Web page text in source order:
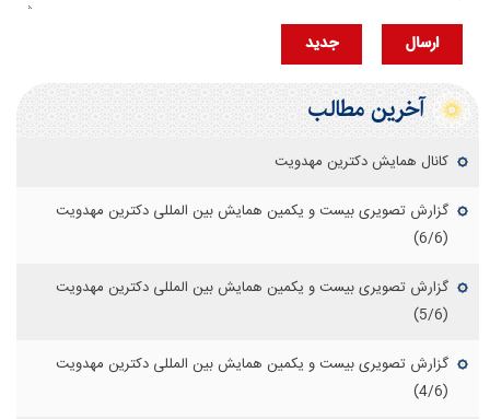
ارسال جديد
آخرین مطالب
کانال همایش دکترین مهدویت
گزارش تصویری بیست و یکمین همایش بین المللی دکترین مهدویت
(6/6)
گزارش تصویری بیست و یکمین همایش بین المللی دکترین مهدویت
(5/6)
گزارش تصویری بیست و یکمین همایش بین المللی دکترین مهدویت
(4/6)